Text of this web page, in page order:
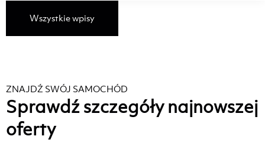
Wszystkie wpisy
ZNAJDŹ SWÓJ SAMOCHÓD
Sprawdź szczegóły najnowszej
oferty